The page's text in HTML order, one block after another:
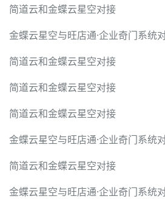
简道云和金蝶云星空对接
金蝶云星空与旺店通·企业奇门系统
简道云和金蝶云星空对接
简道云和金蝶云星空对接
简道云和金蝶云星空对接
金蝶云星空与旺店通·企业奇门系统
简道云和金蝶云星空对接
金蝶云星空与旺店通·企业奇门系统